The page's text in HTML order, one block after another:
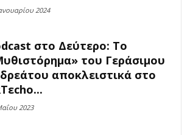
2024
στο Δεύτερο: Το
του Γεράσιμου
αποκλειστικά στο
2023